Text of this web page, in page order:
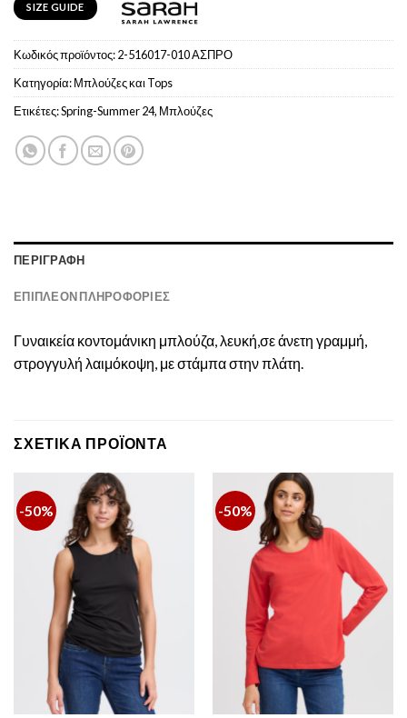
SIZE GUIDE
Κωδικός προϊόντος:2-516017-010 ΑΣΠΡΟ
Κατηγορία:Μπλούζες και Tops
Ετικέτες:Spring-Summer 24, Μπλούζες
ΠΕΡΙΓΡΑΦΉ
ΕΠΙΠΛΈΟΝ ΠΛΗΡΟΦΟΡΊΕΣ
Γυναικεία κοντομάνικη μπλούζα, λευκή,σε άνετη γραμμή,
στρογγυλή λαιμόκοψη, με στάμπα στην πλάτη.
ΣΧΕΤΙΚΆ ΠΡΟΪΌΝΤΑ
-50% -50%